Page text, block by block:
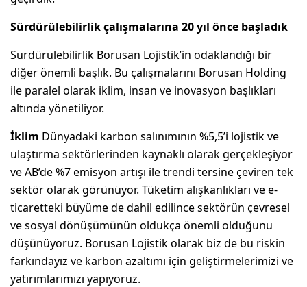
Sürdürülebilirlik çalışmalarına 20 yıl önce başladık
Sürdürülebilirlik Borusan Lojistik’in odaklandığı bir
diğer önemli başlık. Bu çalışmalarını Borusan Holding
ile paralel olarak iklim, insan ve inovasyon başlıkları
altında yönetiliyor.
İklim Dünyadaki karbon salınımının %5,5’i lojistik ve
ulaştırma sektörlerinden kaynaklı olarak gerçekleşiyor
ve AB’de %7 emisyon artışı ile trendi tersine çeviren tek
sektör olarak görünüyor. Tüketim alışkanlıkları ve e-
ticaretteki büyüme de dahil edilince sektörün çevresel
ve sosyal dönüşümünün oldukça önemli olduğunu
düşünüyoruz. Borusan Lojistik olarak biz de bu riskin
farkındayız ve karbon azaltımı için geliştirmelerimizi ve
yatırımlarımızı yapıyoruz.